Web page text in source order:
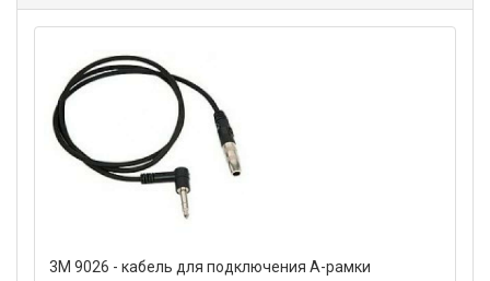
3M 9026 - кабель для подключения А-рамки